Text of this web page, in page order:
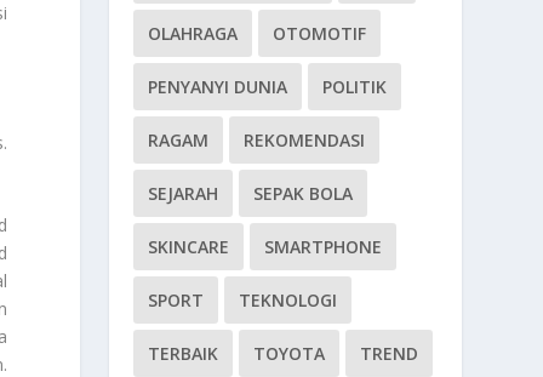
OLAHRAGA OTOMOTIF
PENYANYI DUNIA POLITIK
RAGAM REKOMENDASI
SEJARAH SEPAK BOLA
SKINCARE SMARTPHONE
SPORT TEKNOLOGI
TERBAIK TOYOTA TREND